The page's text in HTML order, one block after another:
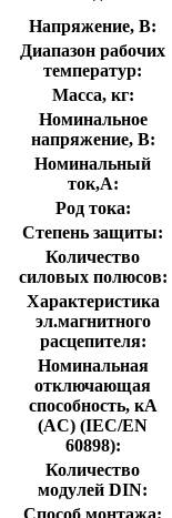
Напряжение, В:
Диапазон рабочих
температур:
Масса, кг:
Номинальное
напряжение, В:
Номинальный
ток,А:
Род тока:
Степень защиты:
Количество
силовых полюсов:
Характеристика
эл.магнитного
расцепителя:
Номинальная
отключающая
способность, кA
(AC) (IEC/EN
60898):
Количество
модулей DIN:
Способ монтажа: